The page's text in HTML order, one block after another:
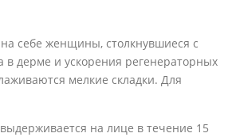
себе женщины, столкнувшиеся с
дерме и ускорения регенераторных
мелкие складки. Для
на лице в течение 15